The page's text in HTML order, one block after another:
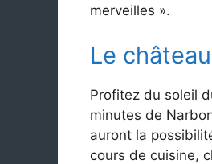
merveilles ».
Le
Profitez du soleil
minutes de
auront la
cours de cuisine,